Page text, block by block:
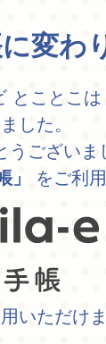
変わ
とことこは
した。
うございま
をご利
いただけ